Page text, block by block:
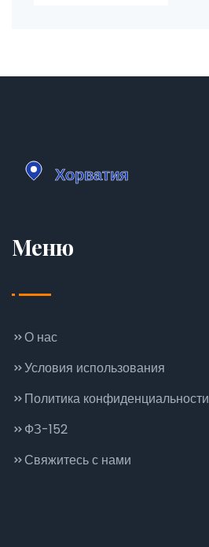
Меню
О нас
Условия использования
Политика конфиденциальности
ФЗ-152
Свяжитесь с нами